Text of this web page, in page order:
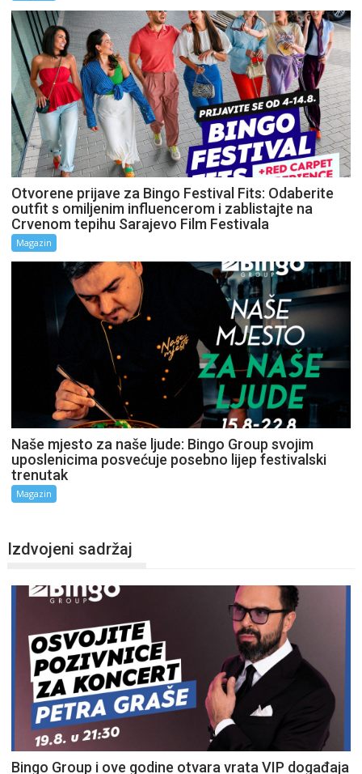
Otvorene prijave za Bingo Festival Fits: Odaberite
outfit s omiljenim influencerom i zablistajte na
Crvenom tepihu Sarajevo Film Festivala
Magazin
Naše mjesto za naše ljude: Bingo Group svojim
uposlenicima posvećuje posebno lijep festivalski
trenutak
Magazin
Izdvojeni sadržaj
Bingo Group i ove godine otvara vrata VIP događaja